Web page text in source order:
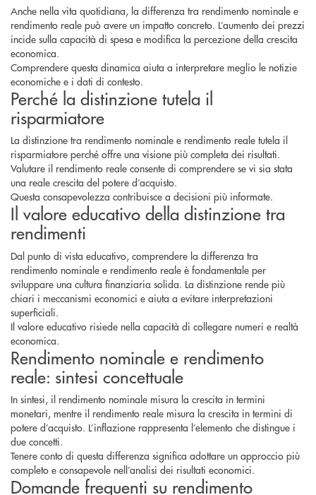
Anche nella vita quotidiana, la differenza tra rendimento nominale e
rendimento reale può avere un impatto concreto. L’aumento dei prezzi
incide sulla capacità di spesa e modifica la percezione della crescita
economica.
Comprendere questa dinamica aiuta a interpretare meglio le notizie
economiche e i dati di contesto.
Perché la distinzione tutela il
risparmiatore
La distinzione tra rendimento nominale e rendimento reale tutela il
risparmiatore perché offre una visione più completa dei risultati.
Valutare il rendimento reale consente di comprendere se vi sia stata
una reale crescita del potere d’acquisto.
Questa consapevolezza contribuisce a decisioni più informate.
Il valore educativo della distinzione tra
rendimenti
Dal punto di vista educativo, comprendere la differenza tra
rendimento nominale e rendimento reale è fondamentale per
sviluppare una cultura finanziaria solida. La distinzione rende più
chiari i meccanismi economici e aiuta a evitare interpretazioni
superficiali.
Il valore educativo risiede nella capacità di collegare numeri e realtà
economica.
Rendimento nominale e rendimento
reale: sintesi concettuale
In sintesi, il rendimento nominale misura la crescita in termini
monetari, mentre il rendimento reale misura la crescita in termini di
potere d’acquisto. L’inflazione rappresenta l’elemento che distingue i
due concetti.
Tenere conto di questa differenza significa adottare un approccio più
completo e consapevole nell’analisi dei risultati economici.
Domande frequenti su rendimento